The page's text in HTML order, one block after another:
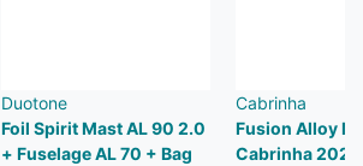
Duotone
Foil Spirit Mast AL 90 2.0
+ Fuselage AL 70 + Bag
Cabrinha
Fusion Alloy
Cabrinha 2025